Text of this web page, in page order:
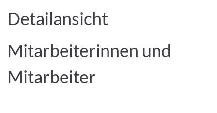
Detailansicht
Mitarbeiterinnen und
Mitarbeiter